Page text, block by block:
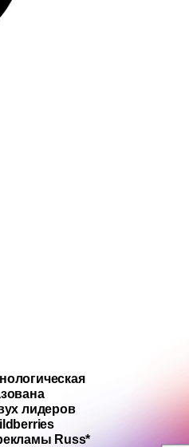
лидеров
Russ*